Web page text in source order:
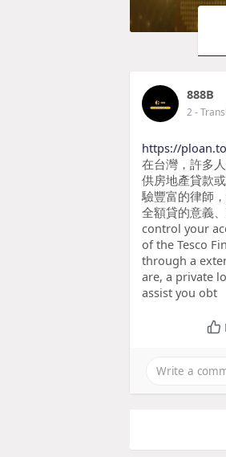
888B
2-
https://
在台灣，許多
供房地產貸款
驗豐富的律師
全額貸的意義
control your
of the Tesco
through a
are, a private
assist you obt